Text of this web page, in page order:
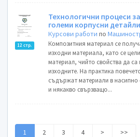
12 стр.
Технологични процеси
големи корпусни детайли
Курсови работи по
Композитния материал се
изходни материала, като се
материал, чийто свойства да
изходните. На практика
съдържат материали в насипно
и някакво свързващо...
1 2 3 4 > >>